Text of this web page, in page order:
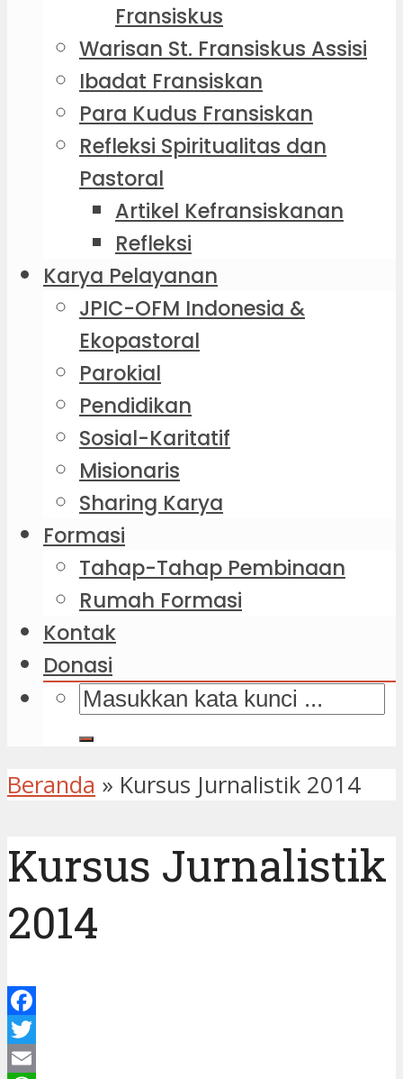
Fransiskus
Warisan St. Fransiskus Assisi
Ibadat Fransiskan
Para Kudus Fransiskan
Refleksi Spiritualitas dan
Pastoral
Artikel Kefransiskanan
Refleksi
Karya Pelayanan
JPIC-OFM Indonesia &
Ekopastoral
Parokial
Pendidikan
Sosial-Karitatif
Misionaris
Sharing Karya
Formasi
Tahap-Tahap Pembinaan
Rumah Formasi
Kontak
Donasi
Beranda » Kursus Jurnalistik 2014
Kursus Jurnalistik
2014
Facebook
Twitter